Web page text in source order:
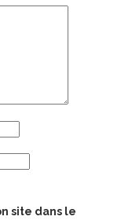
site dans le